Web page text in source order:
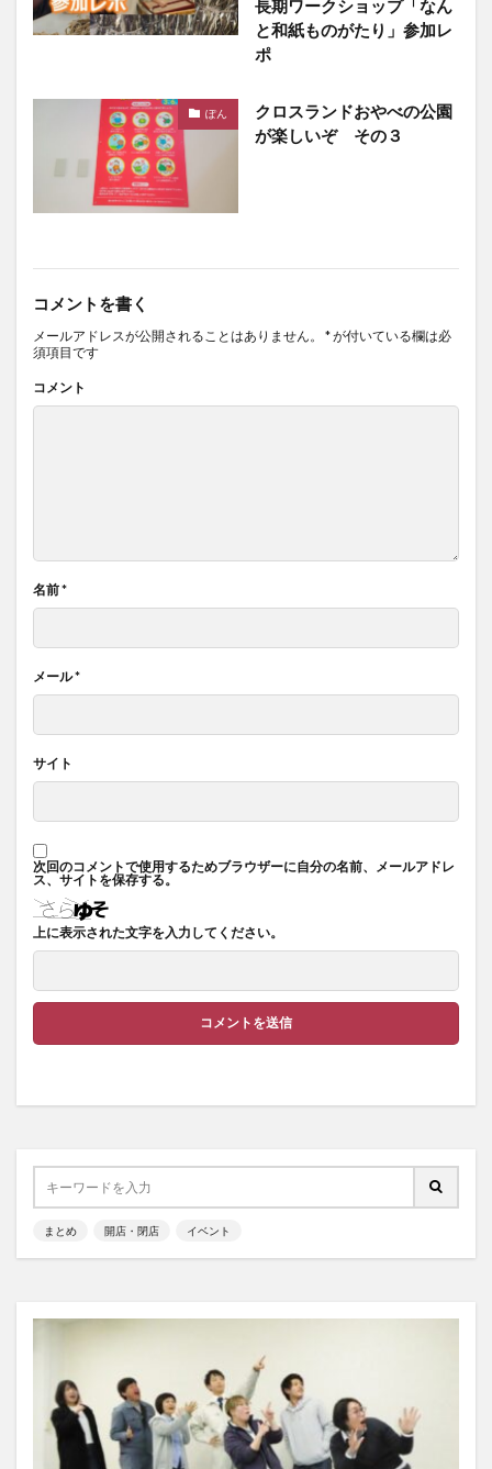
長期ワークショップ「なん
と和紙ものがたり」参加レ
ポ
ぽん
クロスランドおやべの公園
が楽しいぞ その３
コメントを書く
メールアドレスが公開されることはありません。 *が付いている欄は必
須項目です
コメント
名前*
メール*
サイト
次回のコメントで使用するためブラウザーに自分の名前、メールアドレ
ス、サイトを保存する。
上に表示された文字を入力してください。
まとめ 開店・閉店 イベント